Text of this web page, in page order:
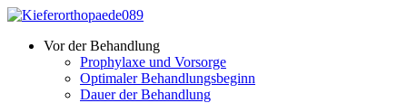
Vor der Behandlung
Prophylaxe und Vorsorge
Optimaler Behandlungs­beginn
Dauer der Behandlung